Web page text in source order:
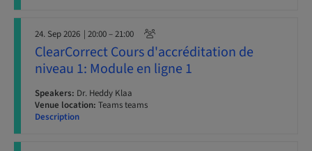
24. Sep 2026 | 20:00 – 21:00
ClearCorrect Cours d'accréditation de
niveau 1: Module en ligne 1
Speakers: Dr. Heddy Klaa
Venue location: Teams teams
Description